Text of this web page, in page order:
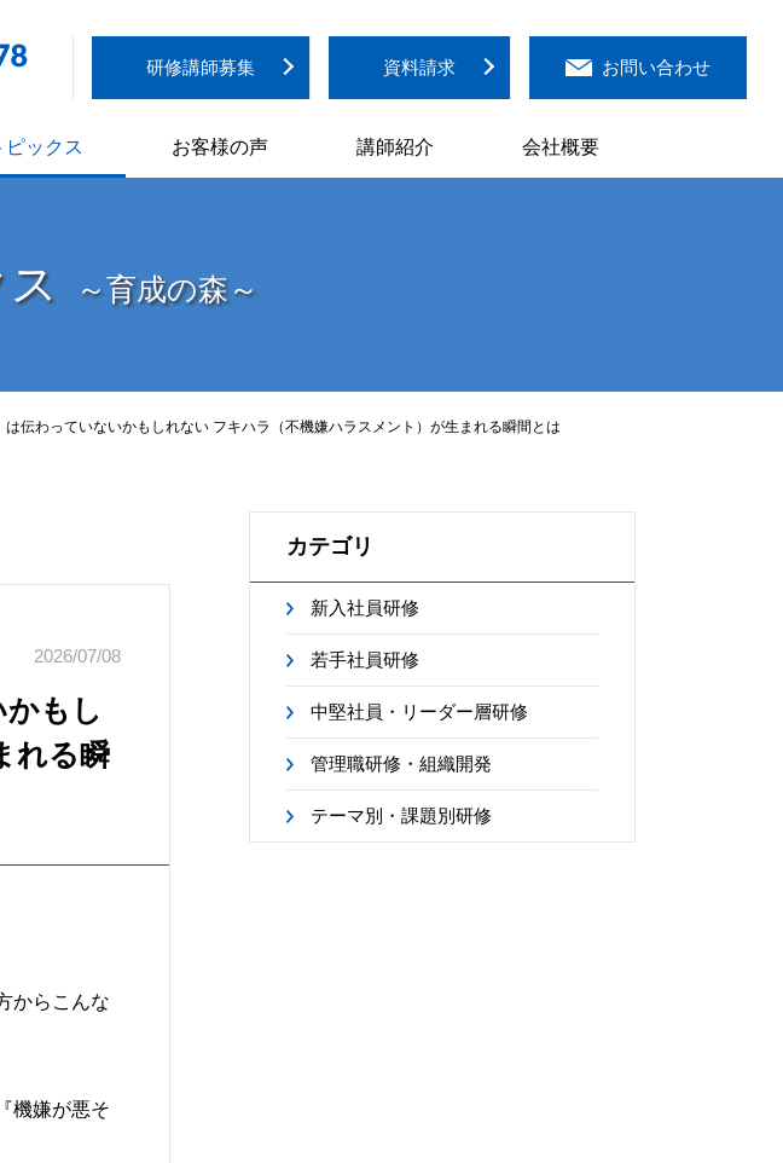
お問い合わせ
資料請求
研修講師募集
ピックス お客様の声 講師紹介 会社概要
～育成の森～
は伝わっていないかもしれない フキハラ（不機嫌ハラスメント）が生まれる瞬間とは
2026/07/08
かもし
れる瞬
からこんな
機嫌が悪そ
カテゴリ
新入社員研修
若手社員研修
中堅社員・リーダー層研修
管理職研修・組織開発
テーマ別・課題別研修